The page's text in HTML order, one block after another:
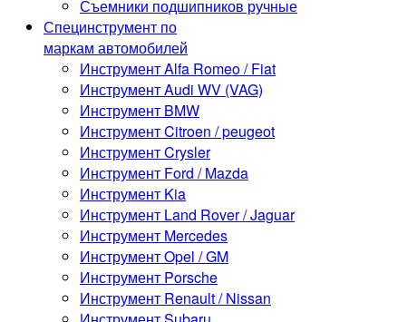
Съемники подшипников ручные
Специнструмент по
маркам автомобилей
Инструмент Alfa Romeo / Fiat
Инструмент Audi WV (VAG)
Инструмент BMW
Инструмент Citroen / peugeot
Инструмент Crysler
Инструмент Ford / Mazda
Инструмент Kia
Инструмент Land Rover / Jaguar
Инструмент Mercedes
Инструмент Opel / GM
Инструмент Porsche
Инструмент Renault / Nissan